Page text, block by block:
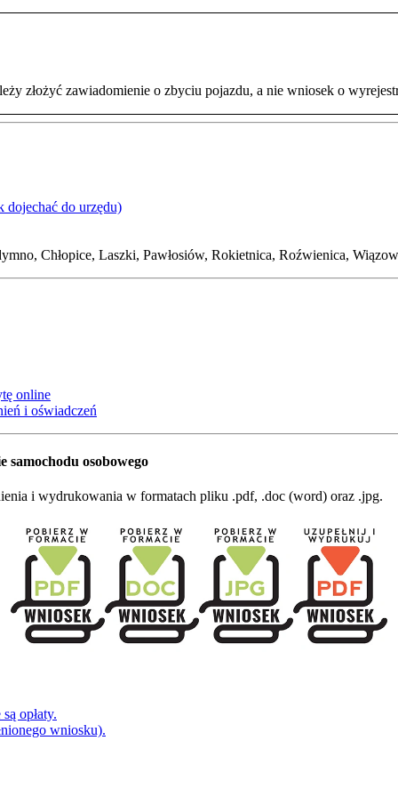
złożyć zawiadomienie o zbyciu pojazdu, a nie wniosek o
dojechać do urzędu)
Chłopice, Laszki, Pawłosiów, Rokietnica, Roźwienica,
online
i oświadczeń
samochodu osobowego
i wydrukowania w formatach pliku .pdf, .doc (word) oraz .jpg.
opłaty.
wniosku).